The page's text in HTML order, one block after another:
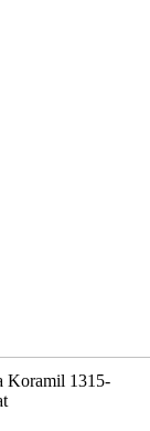
Koramil 1315-